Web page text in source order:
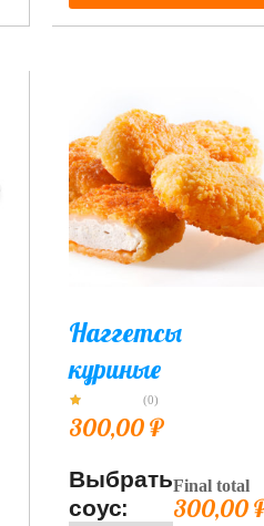
Наггетсы
куриные
(0)
300,00₽
Выбрать
соус:
Final total
300,00